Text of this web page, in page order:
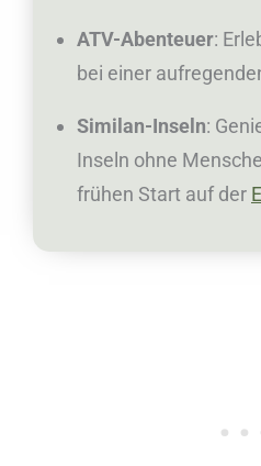
ATV-Abenteuer:
bei einer
Similan-Inseln:
Inseln ohne
frühen Start auf der